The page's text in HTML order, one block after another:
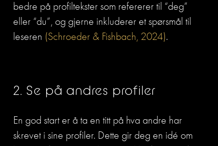
bedre på profiltekster som refererer til “deg”
eller “du”, og gjerne inkluderer et spørsmål til
leseren (Schroeder & Fishbach, 2024).
2. Se på andres profiler
En god start er å ta en titt på hva andre har
skrevet i sine profiler. Dette gir deg en idé om